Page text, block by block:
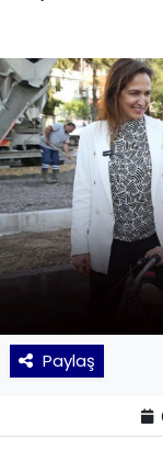
Paylaş
SAĞLIK
Siyaset
SPOR
Yaşam
YEREL